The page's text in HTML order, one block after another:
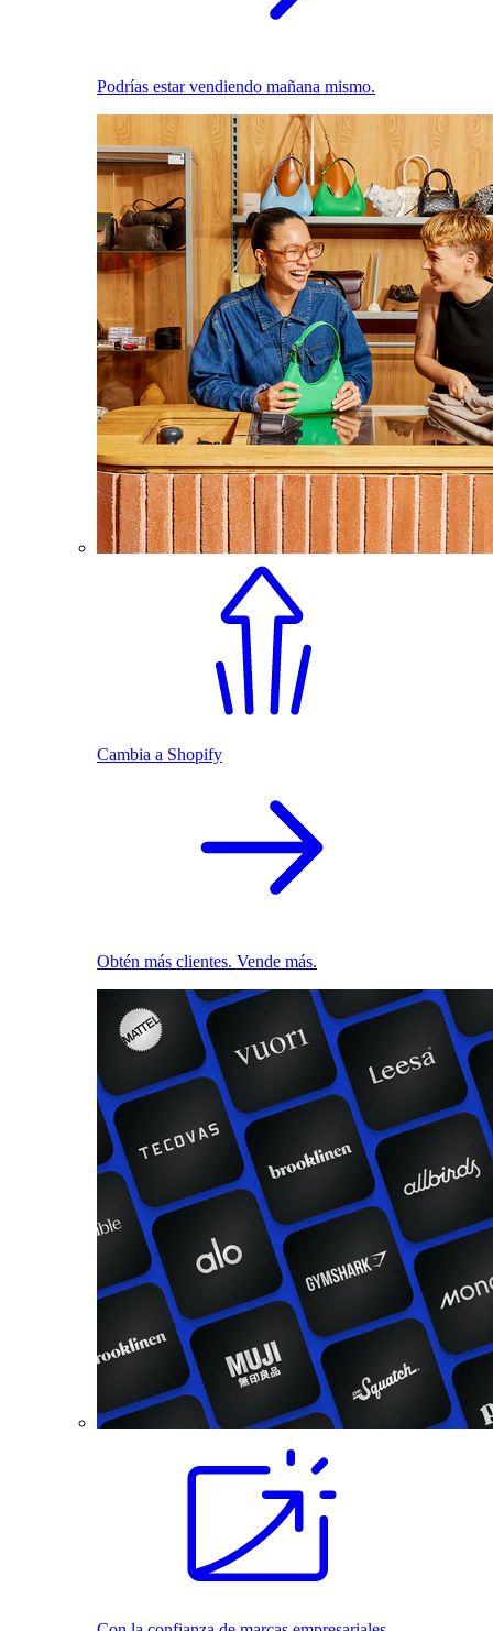
Podrías estar vendiendo mañana mismo.
Cambia a Shopify
Obtén más clientes. Vende más.